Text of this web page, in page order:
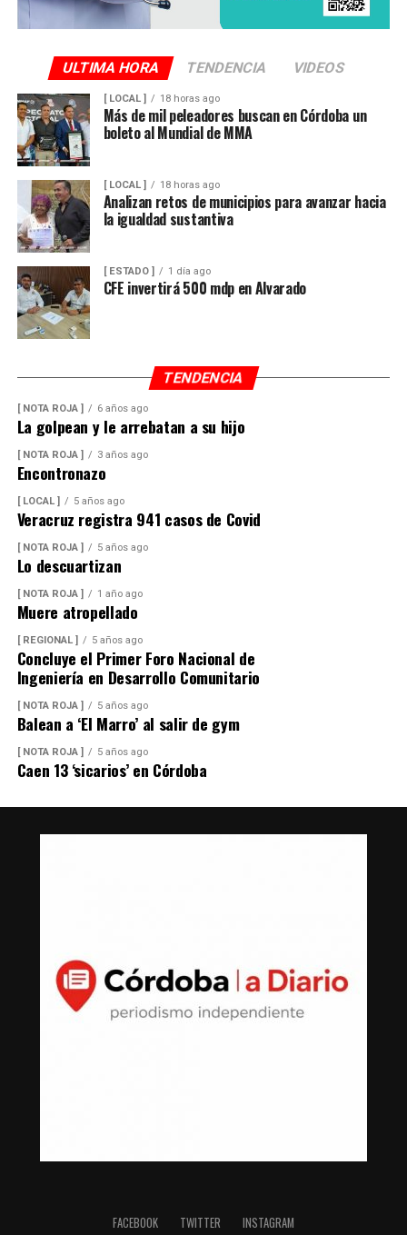
ULTIMA HORA TENDENCIA VIDEOS
[ LOCAL ] 18 horas ago
Más de mil peleadores buscan en Córdoba un
boleto al Mundial de MMA
[ LOCAL ] 18 horas ago
Analizan retos de municipios para avanzar hacia
la igualdad sustantiva
[ ESTADO ] 1 día ago
CFE invertirá 500 mdp en Alvarado
TENDENCIA
[ NOTA ROJA ] 6 años ago
La golpean y le arrebatan a su hijo
[ NOTA ROJA ] 3 años ago
Encontronazo
[ LOCAL ] 5 años ago
Veracruz registra 941 casos de Covid
[ NOTA ROJA ] 5 años ago
Lo descuartizan
[ NOTA ROJA ] 1 año ago
Muere atropellado
[ REGIONAL ] 5 años ago
Concluye el Primer Foro Nacional de
Ingeniería en Desarrollo Comunitario
[ NOTA ROJA ] 5 años ago
Balean a ‘El Marro’ al salir de gym
[ NOTA ROJA ] 5 años ago
Caen 13 ‘sicarios’ en Córdoba
FACEBOOK TWITTER INSTAGRAM